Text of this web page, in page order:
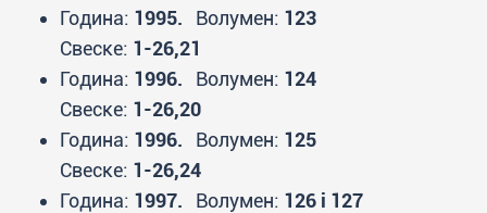
Година: 1995. Волумен: 123
Свеске: 1-26,21
Година: 1996. Волумен: 124
Свеске: 1-26,20
Година: 1996. Волумен: 125
Свеске: 1-26,24
Година: 1997. Волумен: 126 i 127